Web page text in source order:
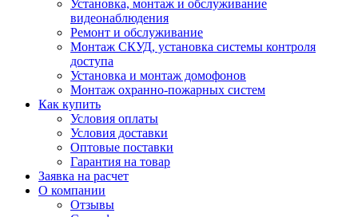
Установка, монтаж и обслуживание
видеонаблюдения
Ремонт и обслуживание
Монтаж СКУД, установка системы контроля
доступа
Установка и монтаж домофонов
Монтаж охранно-пожарных систем
Как купить
Условия оплаты
Условия доставки
Оптовые поставки
Гарантия на товар
Заявка на расчет
О компании
Отзывы